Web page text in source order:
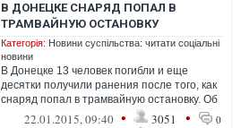
В ДОНЕЦКЕ СНАРЯД ПОПАЛ В
ТРАМВАЙНУЮ ОСТАНОВКУ
Категорія: Новини суспільства: читати соціальні
новини
В Донецке 13 человек погибли и еще
десятки получили ранения после того, как
снаряд попал в трамвайную остановку. Об
этом в четверг, 22 января, сообщае...
22.01.2015, 09:40 • 3051 • 0